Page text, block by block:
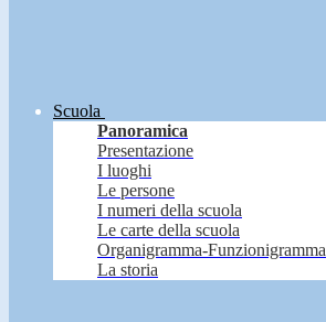
Scuola
Panoramica
Presentazione
I luoghi
Le persone
I numeri della scuola
Le carte della scuola
Organigramma-Funzionigramma
La storia